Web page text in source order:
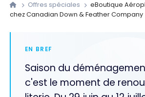
Offres spéciales
eBoutique
chez Canadian Down & Feather Company
EN BREF
Saison du
c'est le moment de